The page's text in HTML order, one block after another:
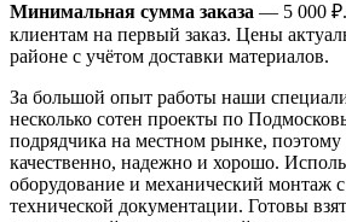
Минимальная сумма заказа — 5 000
клиентам на первый заказ. Цены
районе с учётом доставки материалов.
За большой опыт работы наши
несколько сотен проекты по
подрядчика на местном рынке,
качественно, надежно и хорошо.
оборудование и механический монтаж
технической документации. Готовы